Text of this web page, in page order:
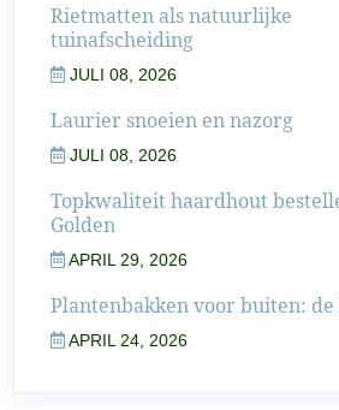
Rietmatten als natuurlijke
tuinafscheiding
JULI 08, 2026
Laurier snoeien en nazorg
JULI 08, 2026
Topkwaliteit haardhout
Golden
APRIL 29, 2026
Plantenbakken voor buiten: de
APRIL 24, 2026